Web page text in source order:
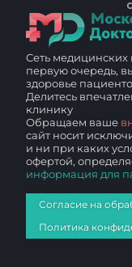
Сеть медицинских
первую очередь,
здоровье
Делитесь
клинику
Обращаем ваше
сайт носит
и ни при каких
офертой,
информация для
Согласие на
Политика